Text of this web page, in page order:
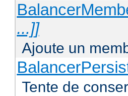
...]]
Ajoute un
Tente de